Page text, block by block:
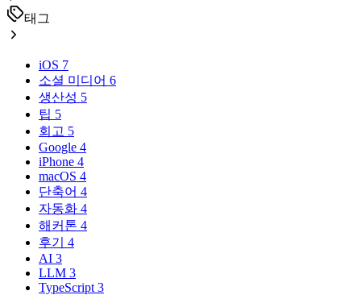
태그
iOS 7
소셜 미디어 6
생산성 5
팁 5
회고 5
Google 4
iPhone 4
macOS 4
단축어 4
자동화 4
해커톤 4
후기
4
AI 3
LLM 3
TypeScript 3